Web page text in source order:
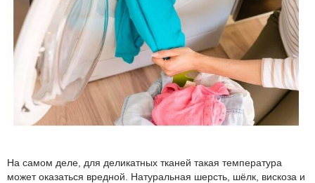
На самом деле, для деликатных тканей такая температура
может оказаться вредной. Натуральная шерсть, шёлк, вискоза и